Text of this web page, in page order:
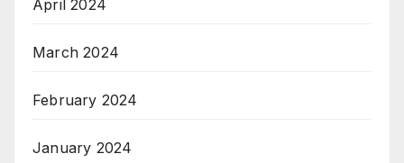
April 2024
March 2024
February 2024
January 2024